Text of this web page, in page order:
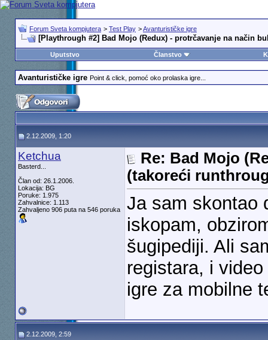
Forum Sveta kompjutera > Test Play >Avanturističke igre
[Playthrough #2] Bad Mojo (Redux) - protrčavanje na način
Uputstvo Članstvo
Avanturističke igre Point & click, pomoć oko prolaska igre...
2.12.2009, 1:20
Ketchua
Basterd...
Član od: 26.1.2006.
Lokacija: BG
Poruke: 1.975
Zahvalnice: 1.113
Zahvaljeno 906 puta na 546 poruka
Re: Bad Mojo
(takoreći
Ja sam skontao
iskopam,
šugipediji. Ali
registara, i
igre za mobilne
2.12.2009, 2:59